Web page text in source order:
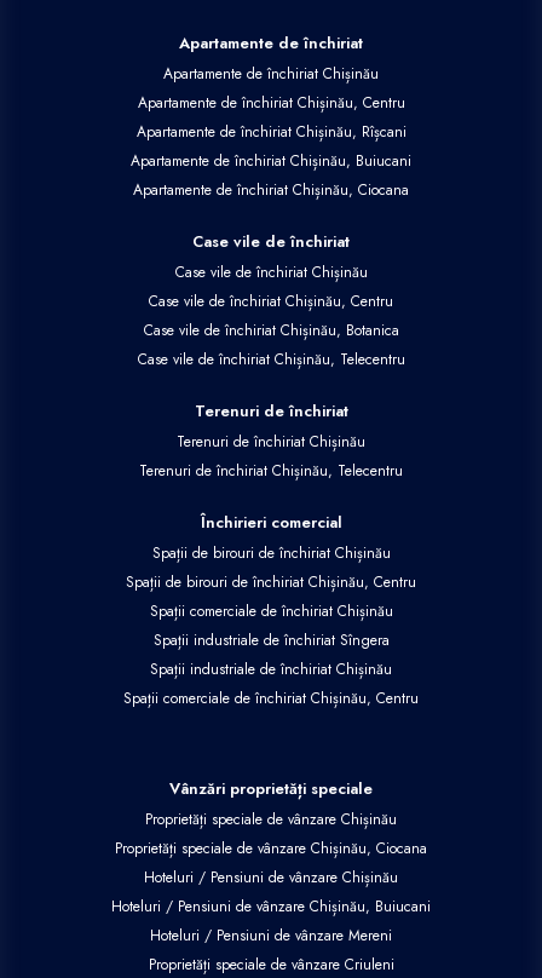
Apartamente de închiriat
Apartamente de închiriat Chișinău
Apartamente de închiriat Chișinău, Centru
Apartamente de închiriat Chișinău, Rîșcani
Apartamente de închiriat Chișinău, Buiucani
Apartamente de închiriat Chișinău, Ciocana
Case vile de închiriat
Case vile de închiriat Chișinău
Case vile de închiriat Chișinău, Centru
Case vile de închiriat Chișinău, Botanica
Case vile de închiriat Chișinău, Telecentru
Terenuri de închiriat
Terenuri de închiriat Chișinău
Terenuri de închiriat Chișinău, Telecentru
Închirieri comercial
Spații de birouri de închiriat Chișinău
Spații de birouri de închiriat Chișinău, Centru
Spații comerciale de închiriat Chișinău
Spații industriale de închiriat Sîngera
Spații industriale de închiriat Chișinău
Spații comerciale de închiriat Chișinău, Centru
Vânzări proprietăți speciale
Proprietăți speciale de vânzare Chișinău
Proprietăți speciale de vânzare Chișinău, Ciocana
Hoteluri / Pensiuni de vânzare Chișinău
Hoteluri / Pensiuni de vânzare Chișinău, Buiucani
Hoteluri / Pensiuni de vânzare Mereni
Proprietăți speciale de vânzare Criuleni